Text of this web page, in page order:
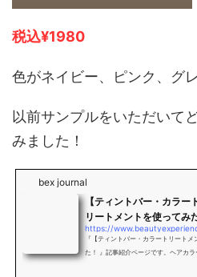
税込¥1980
色がネイビー、ピンク、グ
以前サンプルをいただいて
みました！
bex journal
【ティントバー・カラ
リートメントを使ってみ
『【ティントバー・カラートリート
た！ 』記事紹介ページです。ヘアカ